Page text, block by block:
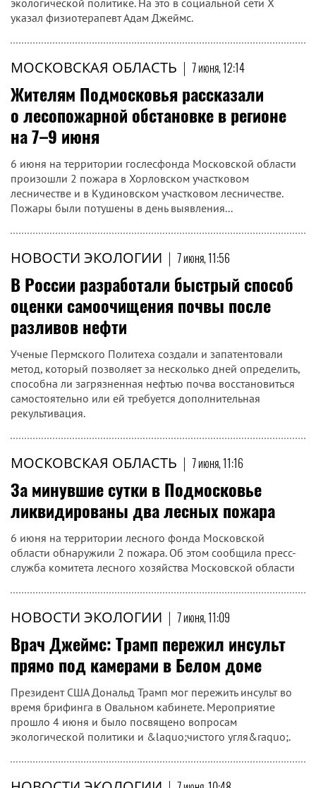
экологической политике. На это в социальной сети X
указал физиотерапевт Адам Джеймс.
МОСКОВСКАЯ ОБЛАСТЬ | 7 июня, 12:14
Жителям Подмосковья рассказали
о лесопожарной обстановке в регионе
на 7–9 июня
6 июня на территории гослесфонда Московской области
произошли 2 пожара в Хорловском участковом
лесничестве и в Кудиновском участковом лесничестве.
Пожары были потушены в день выявления...
НОВОСТИ ЭКОЛОГИИ | 7 июня, 11:56
В России разработали быстрый способ
оценки самоочищения почвы после
разливов нефти
Ученые Пермского Политеха создали и запатентовали
метод, который позволяет за несколько дней определить,
способна ли загрязненная нефтью почва восстановиться
самостоятельно или ей требуется дополнительная
рекультивация.
МОСКОВСКАЯ ОБЛАСТЬ | 7 июня, 11:16
За минувшие сутки в Подмосковье
ликвидированы два лесных пожара
6 июня на территории лесного фонда Московской
области обнаружили 2 пожара. Об этом сообщила пресс-
служба комитета лесного хозяйства Московской области
НОВОСТИ ЭКОЛОГИИ | 7 июня, 11:09
Врач Джеймс: Трамп пережил инсульт
прямо под камерами в Белом доме
Президент США Дональд Трамп мог пережить инсульт во
время брифинга в Овальном кабинете. Мероприятие
прошло 4 июня и было посвящено вопросам
экологической политики и &laquo;чистого угля&raquo;.